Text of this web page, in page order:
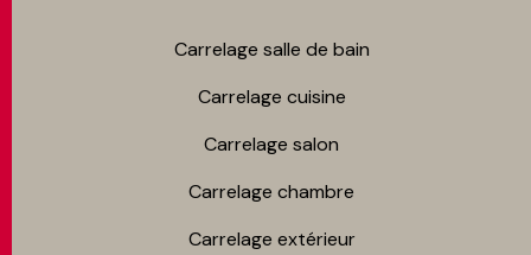
Carrelage salle de bain
Carrelage cuisine
Carrelage salon
Carrelage chambre​
Carrelage extérieur